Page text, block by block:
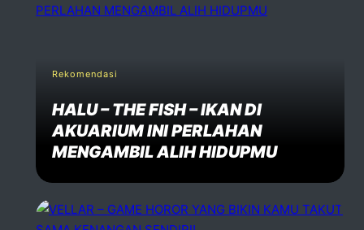
Rekomendasi
HALU – THE FISH – IKAN DI
AKUARIUM INI PERLAHAN
MENGAMBIL ALIH HIDUPMU